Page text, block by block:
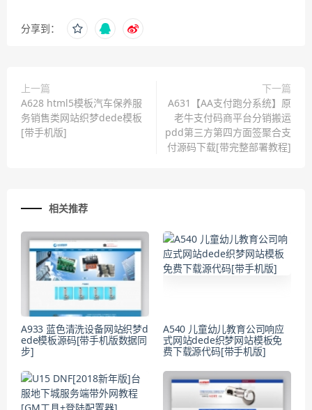
分享到：
上一篇
A628 html5模板汽车保养服
务销售类网站织梦dede模板
[带手机版]
下一篇
A631【AA支付跑分系统】原
老牛支付码商平台分销搬运
pdd第三方第四方面签聚合支
付源码下载[带完整部署教程]
相关推荐
A933 蓝色清洗设备网站织梦d
ede模板源码[带手机版数据同
步]
A540 儿童幼儿教育公司响应
式网站dede织梦网站模板免
费下载源代码[带手机版]